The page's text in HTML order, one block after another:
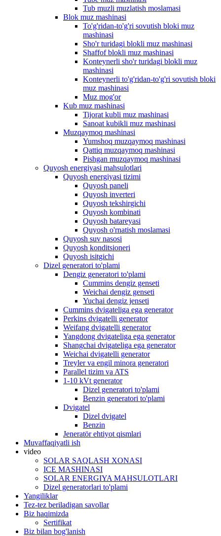
Tub muzli muzlatish moslamasi
Blok muz mashinasi
To'g'ridan-to'g'ri sovutish bloki muz
mashinasi
Sho'r turidagi blokli muz mashinasi
Shaffof blokli muz mashinasi
Konteynerli sho'r turidagi blokli muz
mashinasi
Konteynerli to'g'ridan-to'g'ri sovutish bloki
muz mashinasi
Muz mog'or
Kub muz mashinasi
Tijorat kubli muz mashinasi
Sanoat kubikli muz mashinasi
Muzqaymoq mashinasi
Yumshoq muzqaymoq mashinasi
Qattiq muzqaymoq mashinasi
Pishgan muzqaymoq mashinasi
Quyosh energiyasi mahsulotlari
Quyosh energiyasi tizimi
Quyosh paneli
Quyosh inverteri
Quyosh tekshirgichi
Quyosh kombinati
Quyosh batareyasi
Quyosh o'rnatish moslamasi
Quyosh suv nasosi
Quyosh konditsioneri
Quyosh isitgichi
Dizel generatori to'plami
Dengiz generatori to'plami
Cummins dengiz genseti
Weichai dengiz genseti
Yuchai dengiz jenseti
Cummins dvigateliga ega generator
Perkins dvigatelli generator
Weifang dvigatelli generator
Yangdong dvigateliga ega generator
Shangchai dvigateliga ega generator
Weichai dvigatelli generator
Treyler va engil minora generatori
Parallel tizim va ATS
1-10 kVt generator
Dizel generatori to'plami
Benzin generatori to'plami
Dvigatel
Dizel dvigatel
Benzin
Jeneratör ehtiyot qismlari
Muvaffaqiyatli ish
video
SOLAR SAQLASH XONASI
ICE MASHINASI
SOLAR ENERGIYA MAHSULOTLARI
Dizel generatorlari to'plami
Yangiliklar
Tez-tez beriladigan savollar
Biz haqimizda
Sertifikat
Biz bilan bog'lanish